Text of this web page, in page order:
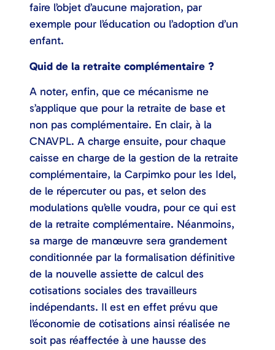
faire l’objet d’aucune majoration, par
exemple pour l’éducation ou l’adoption d’un
enfant.
Quid de la retraite complémentaire ?
A noter, enfin, que ce mécanisme ne
s’applique que pour la retraite de base et
non pas complémentaire. En clair, à la
CNAVPL. A charge ensuite, pour chaque
caisse en charge de la gestion de la retraite
complémentaire, la Carpimko pour les Idel,
de le répercuter ou pas, et selon des
modulations qu’elle voudra, pour ce qui est
de la retraite complémentaire. Néanmoins,
sa marge de manœuvre sera grandement
conditionnée par la formalisation définitive
de la nouvelle assiette de calcul des
cotisations sociales des travailleurs
indépendants. Il est en effet prévu que
l’économie de cotisations ainsi réalisée ne
soit pas réaffectée à une hausse des